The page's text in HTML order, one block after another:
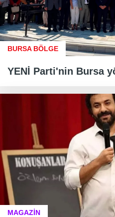
BURSA BÖLGE
YENİ Parti'nin Bursa
MAGAZİN